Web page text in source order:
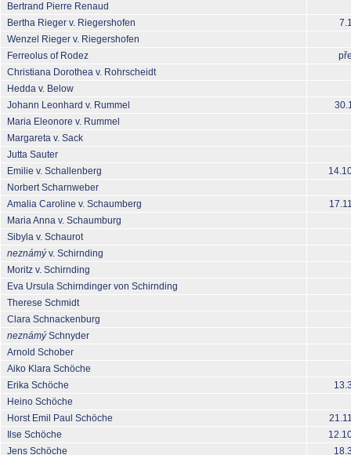
Bertrand Pierre Renaud
Bertha Rieger v. Riegershofen
Wenzel Rieger v. Riegershofen
Ferreolus of Rodez
Christiana Dorothea v. Rohrscheidt
Hedda v. Below
Johann Leonhard v. Rummel
Maria Eleonore v. Rummel
Margareta v. Sack
Jutta Sauter
Emilie v. Schallenberg
Norbert Scharnweber
Amalia Caroline v. Schaumberg
Maria Anna v. Schaumburg
Sibyla v. Schaurot
neznámýv. Schirnding
Moritz v. Schirnding
Eva Ursula Schirndinger von Schirnding
Therese Schmidt
Clara Schnackenburg
neznámýSchnyder
Arnold Schober
Aiko Klara Schöche
Erika Schöche
Heino Schöche
Horst Emil Paul Schöche
Ilse Schöche
Jens Schöche